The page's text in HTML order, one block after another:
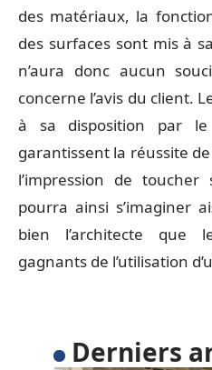
des matériaux, la
des surfaces sont mis à
n’aura donc aucun
concerne l’avis du client.
à sa disposition par
garantissent la réussite
l’impression de
pourra ainsi s’imaginer
bien l’architecte que
gagnants de l’utilisation
Derniers